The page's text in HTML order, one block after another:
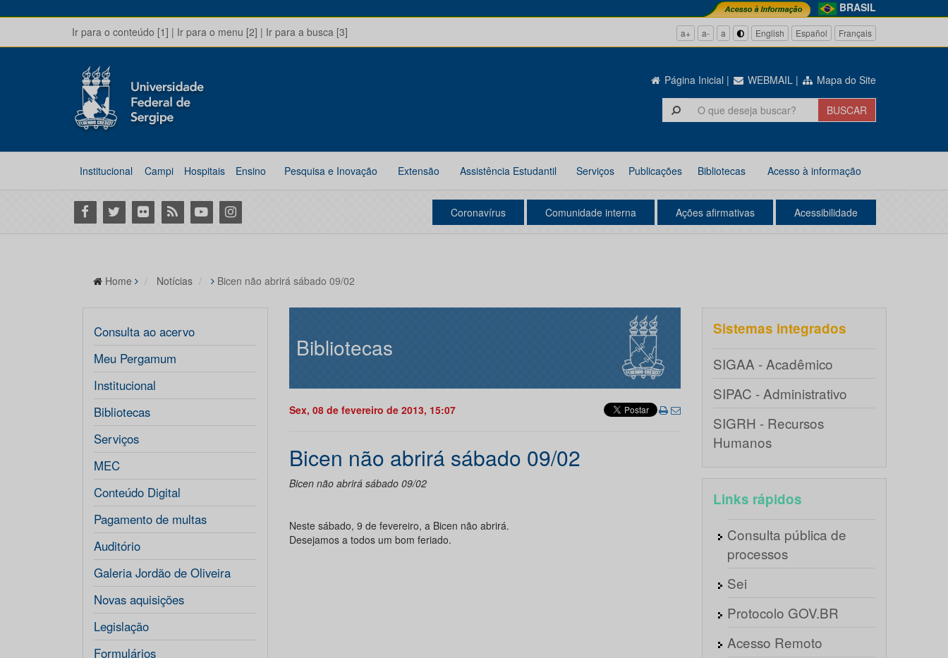
BRASIL
Ir para o conteúdo [1] | Ir para o menu [2] | Ir para a busca [3] a+ a- a English Español Français
Página Inicial | WEBMAIL | Mapa do Site
Institucional Campi Hospitais Ensino Pesquisa e Inovação Extensão Assistência Estudantil Serviços Publicações Bibliotecas Acesso à informação
Facebook
Twitter Flickr RSS YoutubeInstagram Coronavírus Comunidade interna Ações afirmativas Acessibilidade
Home Notícias Bicen não abrirá sábado 09/02
Consulta ao acervo
Meu Pergamum
Institucional
Bibliotecas
Serviços
MEC
Conteúdo Digital
Pagamento de multas
Auditório
Galeria Jordão de Oliveira
Novas aquisições
Legislação
Formulários
Bibliotecas
Sex, 08 de fevereiro de 2013, 15:07
Bicen não abrirá sábado 09/02
Bicen não abrirá sábado 09/02
Neste sábado, 9 de fevereiro, a Bicen não abrirá.
Desejamos a todos um bom feriado.
Sistemas integrados
SIGAA - Acadêmico
SIPAC - Administrativo
SIGRH - Recursos
Humanos
Links rápidos
Consulta pública de
processos
Sei
Protocolo GOV.BR
Acesso Remoto